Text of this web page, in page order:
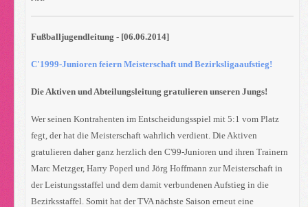
Fußballjugendleitung - [06.06.2014]
C'1999-Junioren feiern Meisterschaft und Bezirksligaaufstieg!
Die Aktiven und Abteilungsleitung gratulieren unseren Jungs!
Wer seinen Kontrahenten im Entscheidungsspiel mit 5:1 vom Platz
fegt, der hat die Meisterschaft wahrlich verdient. Die Aktiven
gratulieren daher ganz herzlich den C'99-Junioren und ihren Trainern
Marc Metzger, Harry Poperl und Jörg Hoffmann zur Meisterschaft in
der Leistungsstaffel und dem damit verbundenen Aufstieg in die
Bezirksstaffel. Somit hat der TVA nächste Saison erneut eine